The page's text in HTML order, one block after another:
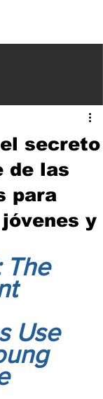
secreto
de las
para
y
The
Use